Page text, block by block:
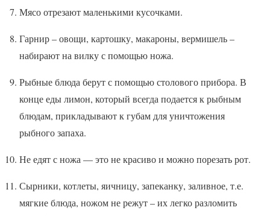
Мясо отрезают маленькими кусочками.
Гарнир – овощи, картошку, макароны, вермишель –
набирают на вилку с помощью ножа.
Рыбные блюда берут с помощью столового прибора. В
конце еды лимон, который всегда подается к рыбным
блюдам, прикладывают к губам для уничтожения
рыбного запаха.
Не едят с ножа — это не красиво и можно порезать рот.
Сырники, котлеты, яичницу, запеканку, заливное, т.е.
мягкие блюда, ножом не режут – их легко разломить